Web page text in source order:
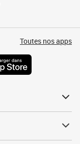
Toutes nos apps